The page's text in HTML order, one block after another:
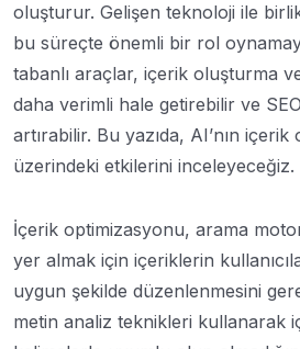
oluşturur. Gelişen teknoloji ile
bu süreçte önemli bir rol
tabanlı araçlar, içerik oluşturma
daha verimli hale getirebilir ve
artırabilir. Bu yazıda, AI’nın
üzerindeki etkilerini inceleyeceğiz.
İçerik optimizasyonu, arama
yer almak için içeriklerin
uygun şekilde düzenlenmesini
metin analiz teknikleri kullanarak